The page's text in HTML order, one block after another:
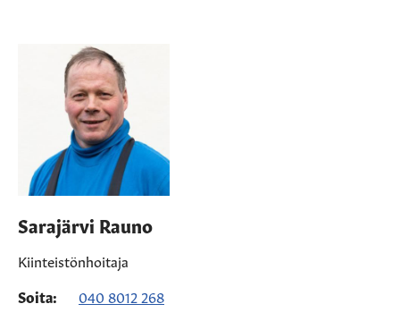
Sarajärvi Rauno
Kiinteistönhoitaja
Soita:
040 8012 268